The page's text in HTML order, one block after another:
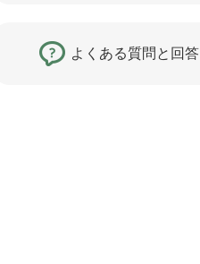
よくある質問と回答